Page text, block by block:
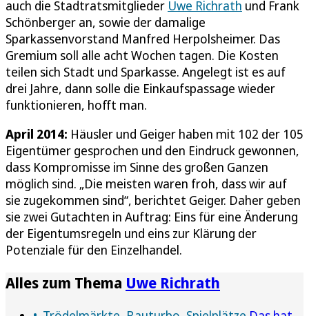
auch die Stadtratsmitglieder Uwe Richrath und Frank
Schönberger an, sowie der damalige
Sparkassenvorstand Manfred Herpolsheimer. Das
Gremium soll alle acht Wochen tagen. Die Kosten
teilen sich Stadt und Sparkasse. Angelegt ist es auf
drei Jahre, dann solle die Einkaufspassage wieder
funktionieren, hofft man.
April 2014: Häusler und Geiger haben mit 102 der 105
Eigentümer gesprochen und den Eindruck gewonnen,
dass Kompromisse im Sinne des großen Ganzen
möglich sind. „Die meisten waren froh, dass wir auf
sie zugekommen sind“, berichtet Geiger. Daher geben
sie zwei Gutachten in Auftrag: Eins für eine Änderung
der Eigentumsregeln und eins zur Klärung der
Potenziale für den Einzelhandel.
Alles zum Thema Uwe Richrath